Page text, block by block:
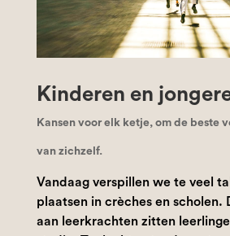
Kinderen en
Kansen voor elk ketje, om de beste
van zichzelf.
Vandaag verspillen we te veel
plaatsen in crèches en scholen.
aan leerkrachten zitten